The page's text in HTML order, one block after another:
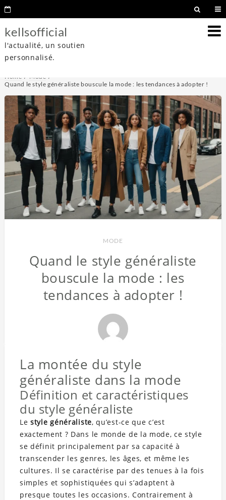
kellsofficial
l'actualité, un soutien
personnalisé.
Home
Mode
Quand le style généraliste bouscule la mode : les tendances à adopter !
MODE
Quand le style généraliste
bouscule la mode : les
tendances à adopter !
La montée du style
généraliste dans la mode
Définition et caractéristiques
du style généraliste
Lestyle généraliste, qu’est-ce que c’est
exactement ? Dans le monde de la mode, ce style
se définit principalement par sa capacité à
transcender les genres, les âges, et même les
cultures. Il se caractérise par des tenues à la fois
simples et sophistiquées qui s’adaptent à
presque toutes les occasions. Contrairement à